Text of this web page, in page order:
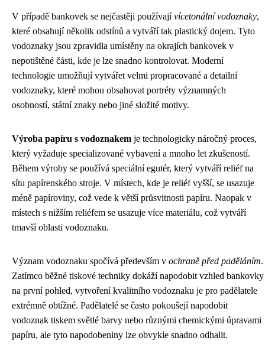
V případě bankovek se nejčastěji používajívícetonální vodoznaky,
které obsahují několik odstínů a vytváří tak plastický dojem. Tyto
vodoznaky jsou zpravidla umístěny na okrajích bankovek v
nepotištěné části, kde je lze snadno kontrolovat. Moderní
technologie umožňují vytvářet velmi propracované a detailní
vodoznaky, které mohou obsahovat portréty významných
osobností, státní znaky nebo jiné složité motivy.
Výroba papíru s vodoznakem je technologicky náročný proces,
který vyžaduje specializované vybavení a mnoho let zkušeností.
Během výroby se používá speciální egutér, který vytváří reliéf na
sítu papírenského stroje. V místech, kde je reliéf vyšší, se usazuje
méně papíroviny, což vede k větší průsvitnosti papíru. Naopak v
místech s nižším reliéfem se usazuje více materiálu, což vytváří
tmavší oblasti vodoznaku.
Význam vodoznaku spočívá především v ochraně před paděláním.
Zatímco běžné tiskové techniky dokáží napodobit vzhled bankovky
na první pohled, vytvoření kvalitního vodoznaku je pro padělatele
extrémně obtížné. Padělatelé se často pokoušejí napodobit
vodoznak tiskem světlé barvy nebo různými chemickými úpravami
papíru, ale tyto napodobeniny lze obvykle snadno odhalit.